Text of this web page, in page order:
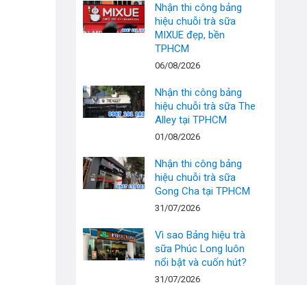
Nhận thi công bảng
hiệu chuỗi trà sữa
MIXUE đẹp, bền
TPHCM
06/08/2026
Nhận thi công bảng
hiệu chuỗi trà sữa The
Alley tại TPHCM
01/08/2026
Nhận thi công bảng
hiệu chuỗi trà sữa
Gong Cha tại TPHCM
31/07/2026
Vì sao Bảng hiệu trà
sữa Phúc Long luôn
nổi bật và cuốn hút?
31/07/2026